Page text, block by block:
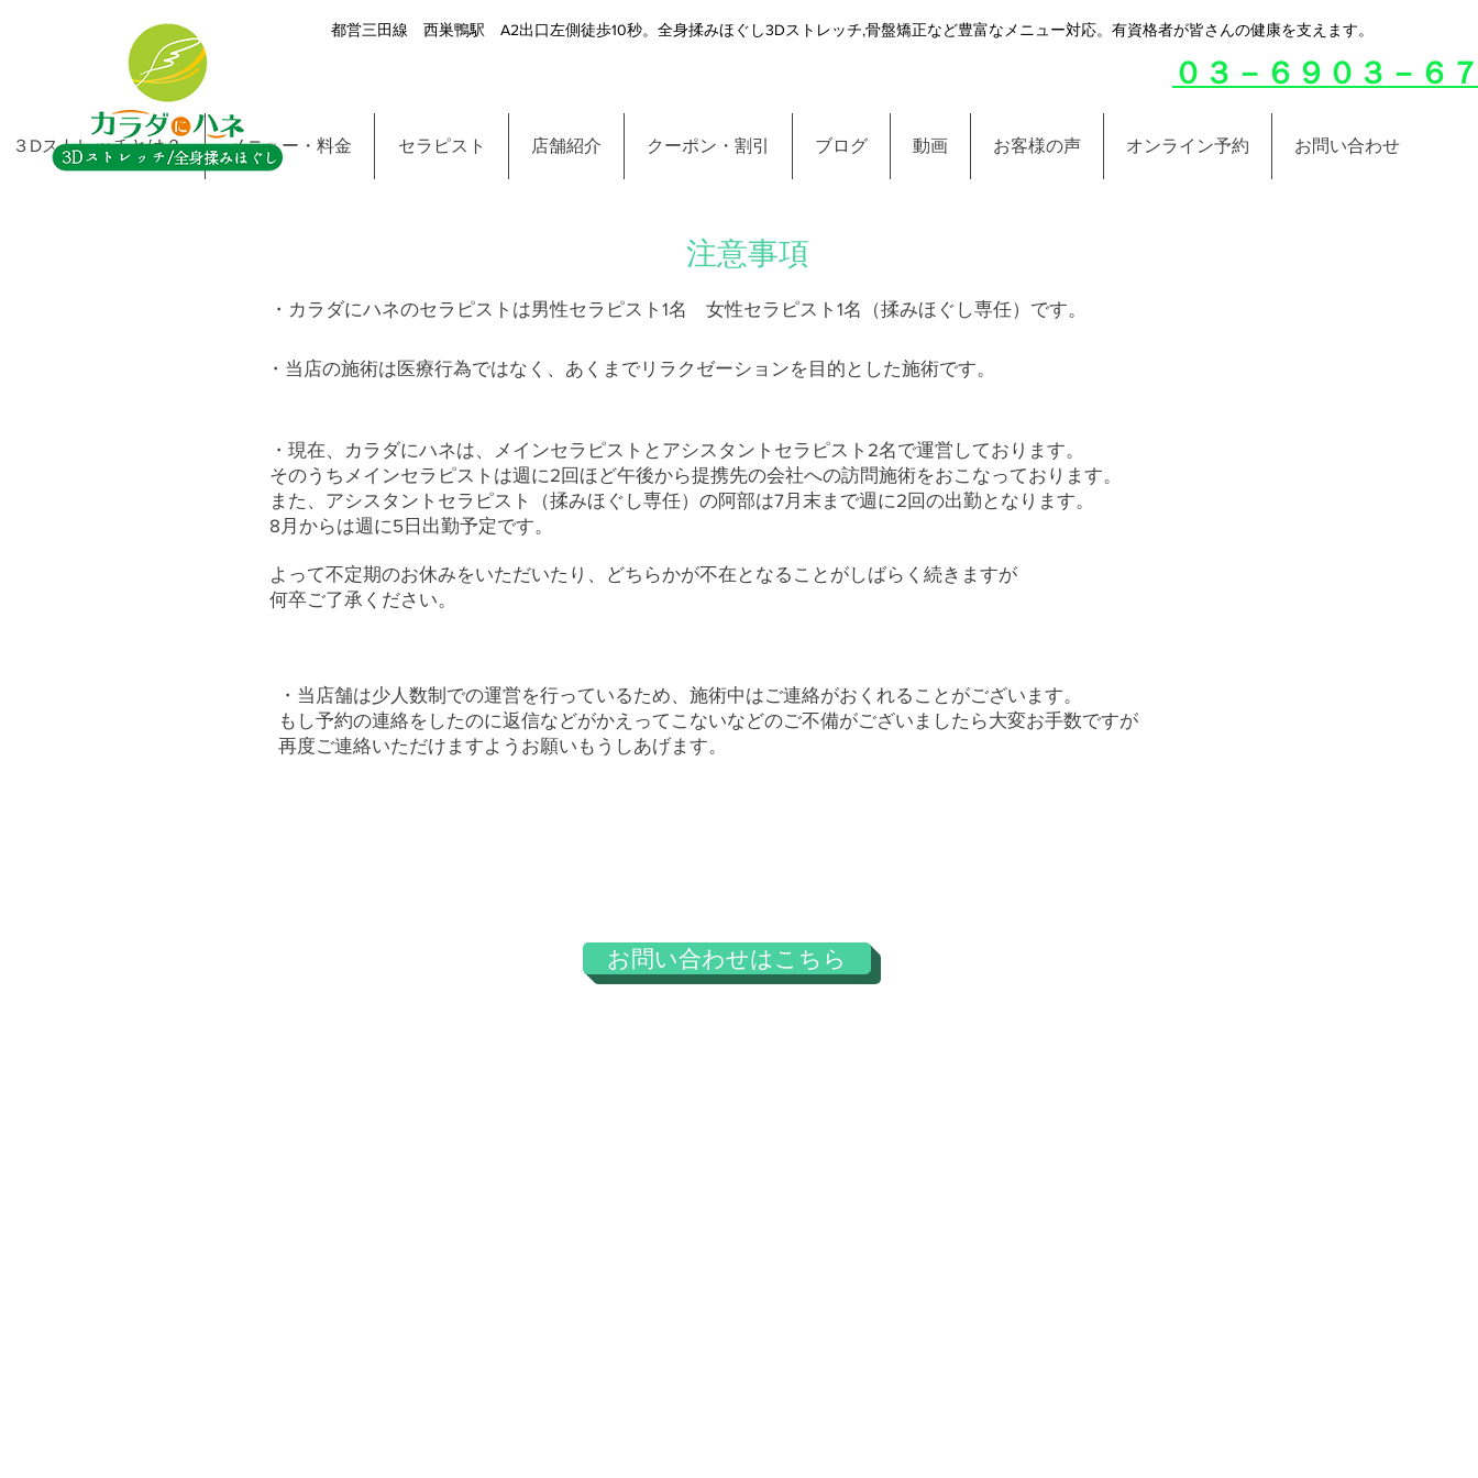
都営三田線 西巣鴨駅 A2出口左側徒歩10秒。全身揉みほぐし3Dストレッチ,骨盤矯正など豊富なメニュー対応。有資格者が皆さんの健康を支えます。
３Dストレッチとは？ メニュー・料金 セラピスト 店舗紹介 クーポン・割引 ブログ 動画 お客様の声 オンライン予約 お問い合わせ
０３－６９０３－６
注意事項
・カラダにハネのセラピストは男性セラピスト1名 女性セラピスト1名（揉みほぐし専任）です。
・当店の施術は医療行為ではなく、あくまでリラクゼーションを目的とした施術です。
・現在、カラダにハネは、メインセラピストとアシスタントセラピスト2名で運営しております。
そのうちメインセラピストは週に2回ほど午後から提携先の会社への訪問施術をおこなっております。
また、アシスタントセラピスト（揉みほぐし専任）の阿部は7月末まで週に2回の出勤となります。
8月からは週に5日出勤予定です。
よって不定期のお休みをいただいたり、どちらかが不在となることがしばらく続きますが
何卒ご了承ください。
・当店舗は少人数制での運営を行っているため、施術中はご連絡がおくれることがございます。
もし予約の連絡をしたのに返信などがかえってこないなどのご不備がございましたら大変お手数ですが
再度ご連絡いただけますようお願いもうしあげます。
お問い合わせはこちら